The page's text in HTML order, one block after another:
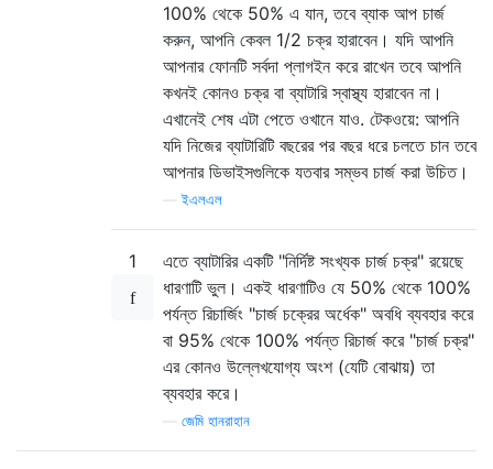
100% থেকে 50% এ যান, তবে ব্যাক আপ চার্জ
করুন, আপনি কেবল 1/2 চক্র হারাবেন। যদি আপনি
আপনার ফোনটি সর্বদা প্লাগইন করে রাখেন তবে আপনি
কখনই কোনও চক্র বা ব্যাটারি স্বাস্থ্য হারাবেন না।
এখানেই শেষ এটা পেতে ওখানে যাও. টেকওয়ে: আপনি
যদি নিজের ব্যাটারিটি বছরের পর বছর ধরে চলতে চান তবে
আপনার ডিভাইসগুলিকে যতবার সম্ভব চার্জ করা উচিত।
—ইএলএল
1
এতে ব্যাটারির একটি "নির্দিষ্ট সংখ্যক চার্জ চক্র" রয়েছে
ধারণাটি ভুল। একই ধারণাটিও যে 50% থেকে 100%
পর্যন্ত রিচার্জিং "চার্জ চক্রের অর্ধেক" অবধি ব্যবহার করে
বা 95% থেকে 100% পর্যন্ত রিচার্জ করে "চার্জ চক্র"
এর কোনও উল্লেখযোগ্য অংশ (যেটি বোঝায়) তা
ব্যবহার করে।
জেমি হানরাহান